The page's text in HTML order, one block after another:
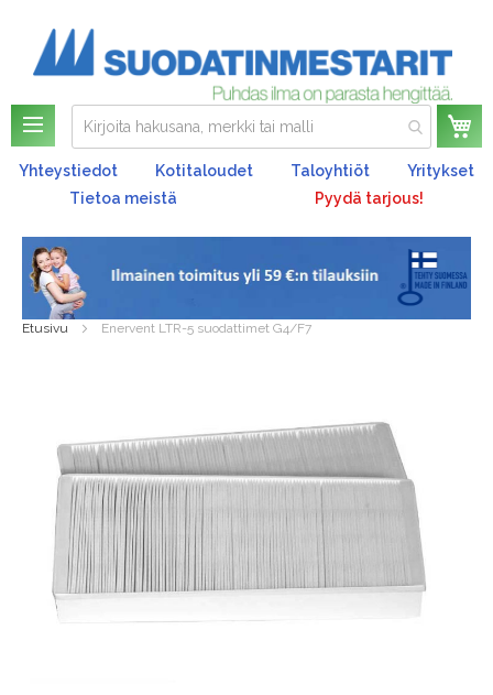
Yhteystiedot Kotitaloudet Taloyhtiöt
Yritykset
Tietoa meistä
Pyydä tarjous!
Etusivu Enervent LTR-5 suodattimet G4/F7
images
gallery